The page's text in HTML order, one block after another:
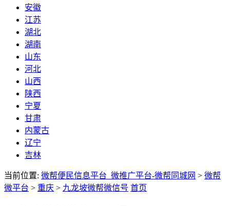
安徽
江苏
湖北
湖南
山东
河北
山西
陕西
宁夏
甘肃
内蒙古
辽宁
吉林
当前位置: 微帮便民信息平台_微推广平台-微帮同城网 > 微帮
微平台 > 重庆 > 九龙坡微帮微信号 首页